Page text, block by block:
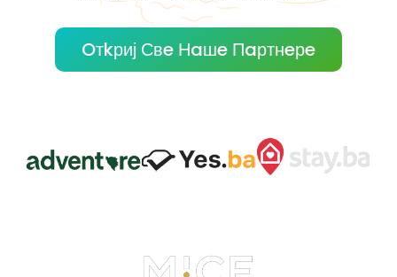
Oтkриј Свe Нaшe Пaртнeрe